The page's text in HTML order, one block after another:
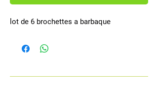
lot de 6 brochettes a barbaque